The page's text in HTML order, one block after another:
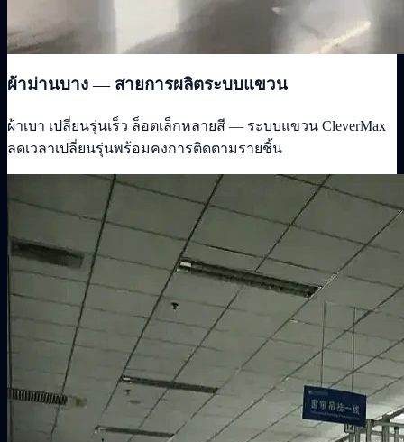
ผ้าม่านบาง — สายการผลิตระบบแขวน
ผ้าเบา เปลี่ยนรุ่นเร็ว ล็อตเล็กหลายสี — ระบบแขวน CleverMax
ลดเวลาเปลี่ยนรุ่นพร้อมคงการติดตามรายชิ้น